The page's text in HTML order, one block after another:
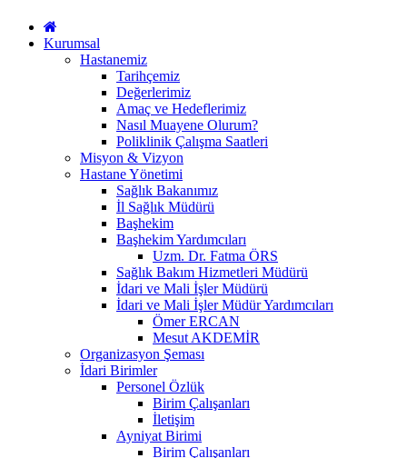
Kurumsal
Hastanemiz
Tarihçemiz
Değerlerimiz
Amaç ve Hedeflerimiz
Nasıl Muayene Olurum?
Poliklinik Çalışma Saatleri
Misyon & Vizyon
Hastane Yönetimi
Sağlık Bakanımız
İl Sağlık Müdürü
Başhekim
Başhekim Yardımcıları
Uzm. Dr. Fatma ÖRS
Sağlık Bakım Hizmetleri Müdürü
İdari ve Mali İşler Müdürü
İdari ve Mali İşler Müdür Yardımcıları
Ömer ERCAN
Mesut AKDEMİR
Organizasyon Şeması
İdari Birimler
Personel Özlük
Birim Çalışanları
İletişim
Ayniyat Birimi
Birim Çalışanları